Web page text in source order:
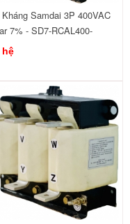
Samdai 3P 400VAC
7% - SD7-RCAL400-
hệ